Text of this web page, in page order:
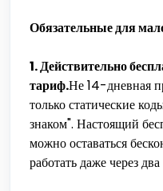
Обязательные для
1. Действительно
тариф.Не 14-дневная
только статические
знаком". Настоящий
можно оставаться
работать даже через два